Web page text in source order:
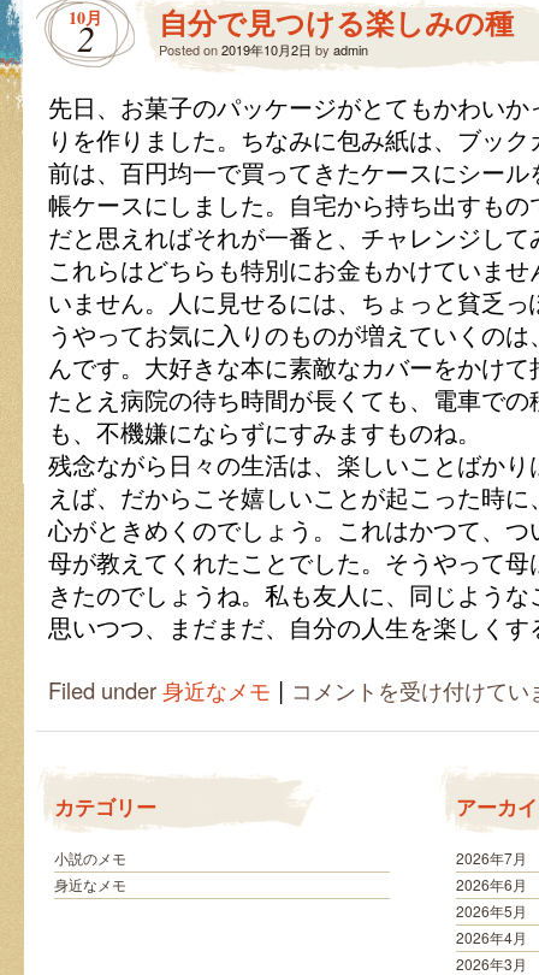
10月
2 自分で見つける楽しみの種
Posted on2019年10月2日 by admin
先日、お菓子のパッケージがとてもかわい
りを作りました。ちなみに包み紙は、ブッ
前は、百円均一で買ってきたケースにシー
帳ケースにしました。自宅から持ち出すも
だと思えればそれが一番と、チャレンジし
これらはどちらも特別にお金もかけていま
いません。人に見せるには、ちょっと貧乏
うやってお気に入りのものが増えていくの
んです。大好きな本に素敵なカバーをかけ
たとえ病院の待ち時間が長くても、電車で
も、不機嫌にならずにすみますものね。
残念ながら日々の生活は、楽しいことばか
えば、だからこそ嬉しいことが起こった時
心がときめくのでしょう。これはかつて、
母が教えてくれたことでした。そうやって
きたのでしょうね。私も友人に、同じよう
思いつつ、まだまだ、自分の人生を楽しく
Filed under身近なメモ |
自
分
け
る
み
の
コメントを受け付けてい
カテゴリー
小説のメモ
身近なメモ
アーカ
2026年7月
2026年6月
2026年5月
2026年4月
2026年3月